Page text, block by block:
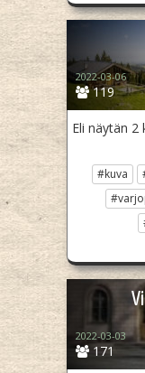
119
2022-03-06
Eli näytän
#kuva
171
2022-03-03